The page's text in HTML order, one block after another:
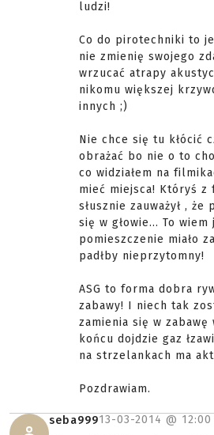
ludzi!
Co do pirotechniki to
nie zmienię swojego
wrzucać atrapy
nikomu większej
innych ;)
Nie chce się tu kłócić
obrażać bo nie o to
co widziałem na
mieć miejsca! Któryś z
słusznie zauważył , że
się w głowie... To
pomieszczenie miało
padłby nieprzytomny!
ASG to forma dobra
zabawy! I niech tak
zamienia się w zabawę
końcu dojdzie gaz
na strzelankach ma
Pozdrawiam.
seba99913-03-2014 @ 12:00